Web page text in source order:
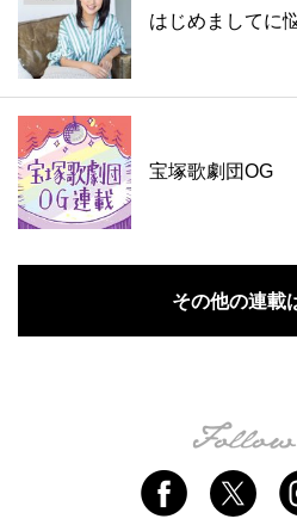
はじめましてに
宝塚歌劇団OG
その他の連載